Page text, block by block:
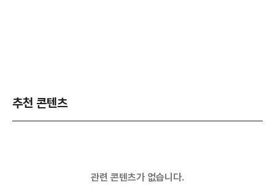
추천 콘텐츠
관련 콘텐츠가 없습니다.